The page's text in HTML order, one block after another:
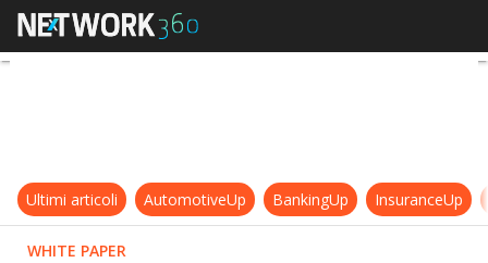
Ultimi articoli AutomotiveUp BankingUp InsuranceUp
WHITE PAPER